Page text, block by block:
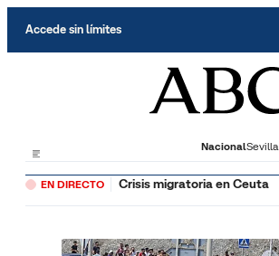
Accede sin límites
NacionalSevilla
EN DIRECTO Crisis migratoria en Ceuta